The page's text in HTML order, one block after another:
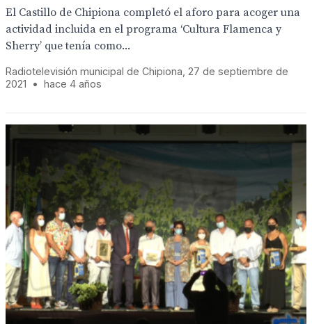
El Castillo de Chipiona completó el aforo para acoger una
actividad incluida en el programa ‘Cultura Flamenca y
Sherry’ que tenía como...
Radiotelevisión municipal de Chipiona, 27 de septiembre de
2021
• hace 4 años